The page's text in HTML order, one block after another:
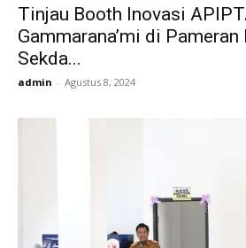
Tinjau Booth Inovasi
Gammarana’mi di
Sekda...
admin - Agustus 8, 2024